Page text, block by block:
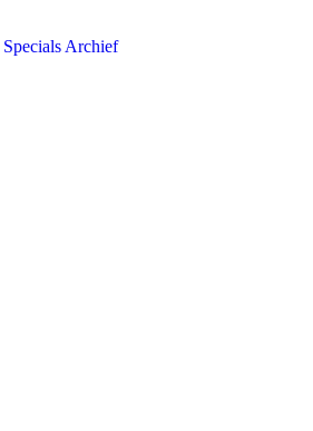
Specials Archief